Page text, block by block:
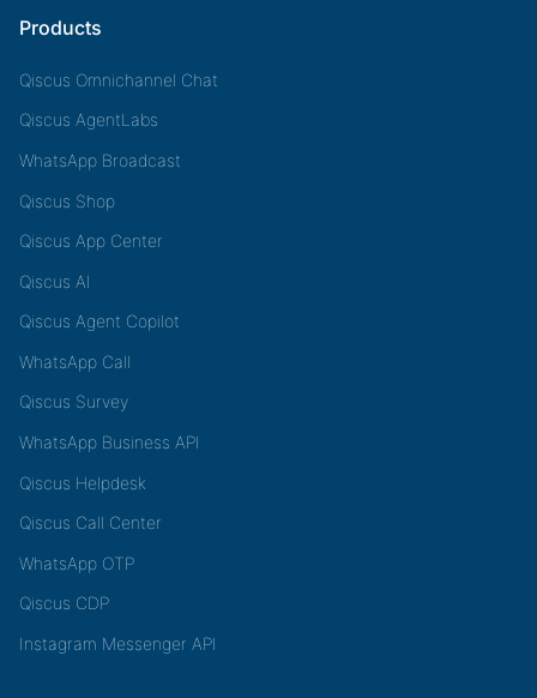
Products
Qiscus Omnichannel Chat
Qiscus AgentLabs
WhatsApp Broadcast
Qiscus Shop
Qiscus App Center
Qiscus AI
Qiscus Agent Copilot
WhatsApp Call
Qiscus Survey
WhatsApp Business API
Qiscus Helpdesk
Qiscus Call Center
WhatsApp OTP
Qiscus CDP
Instagram Messenger API